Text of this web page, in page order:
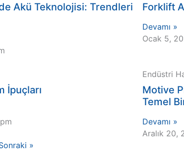
Akü Teknolojisi: Trendleri
Forklift
Devamı »
Ocak 5,
İpuçları
Endüstri
Motive
Temel
Devamı »
Aralık 20,
»